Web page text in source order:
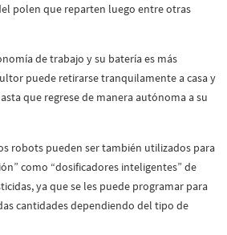
polen que reparten luego entre otras
de trabajo y su batería es más
puede retirarse tranquilamente a casa y
que regrese de manera autónoma a su
robots pueden ser también utilizados para
como “dosificadores inteligentes” de
ya que se les puede programar para
cantidades dependiendo del tipo de